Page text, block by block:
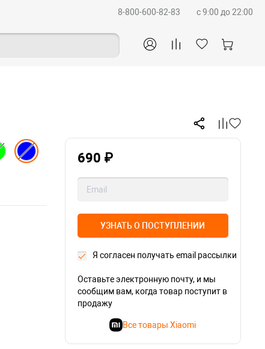
8-800-600-82-83 c 9:00 до 22:00
690 ₽
УЗНАТЬ О ПОСТУПЛЕНИИ
Я согласен получать email рассылки
Оставьте электронную почту, и мы
сообщим вам, когда товар поступит в
продажу
Все товары Xiaomi